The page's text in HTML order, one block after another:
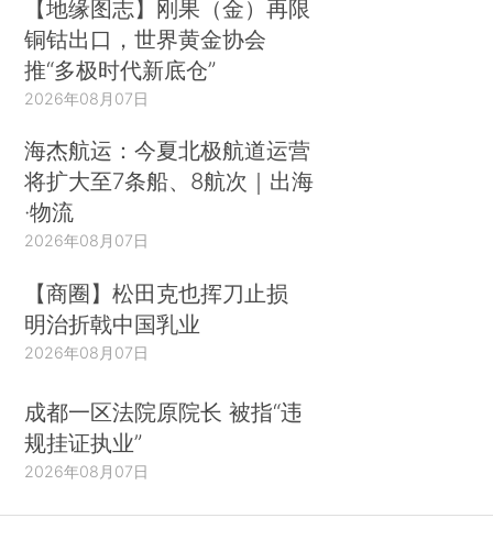
【地缘图志】刚果（金）再限
铜钴出口，世界黄金协会
推“多极时代新底仓”
2026年08月07日
海杰航运：今夏北极航道运营
将扩大至7条船、8航次｜出海
·物流
2026年08月07日
【商圈】松田克也挥刀止损
明治折戟中国乳业
2026年08月07日
成都一区法院原院长 被指“违
规挂证执业”
2026年08月07日